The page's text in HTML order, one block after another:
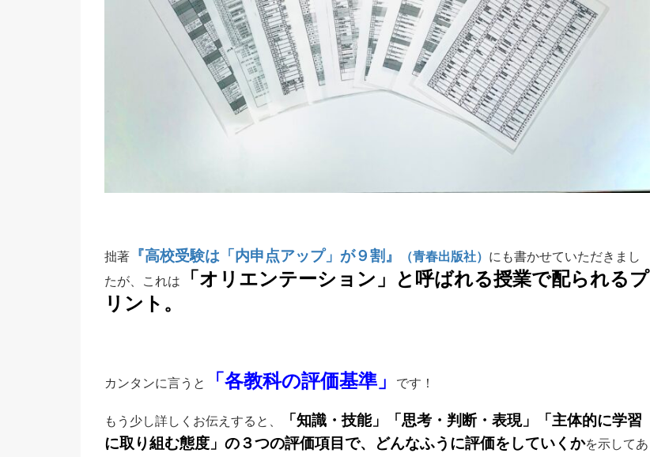
拙著 『高校受験は「内申点アップ」が９割』 （青春出版社） にも書かせていただきまし
たが、これは
「オリエンテーション」と呼ばれる授業で配られるプ
リント 。
カンタンに言うと 「各教科の評価基準」 です！
もう少し詳しくお伝えすると、
「知識・技能」「思考・判断・表現」「主体的に学習
に取り組む態度」の３つの評価項目で、どんなふうに評価をしていくかを示してあ